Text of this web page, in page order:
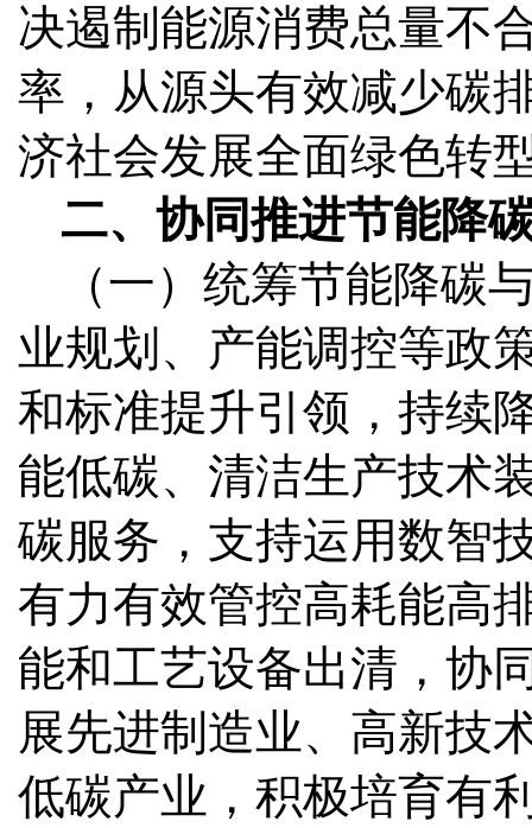
决遏制能源消费总量不
率，从源头有效减少碳
济社会发展全面绿色转
二、协同推进节能降
（一）统筹节能降碳
业规划、产能调控等政
和标准提升引领，持续
能低碳、清洁生产技术
碳服务，支持运用数智
有力有效管控高耗能高
能和工艺设备出清，协
展先进制造业、高新技
低碳产业，积极培育有